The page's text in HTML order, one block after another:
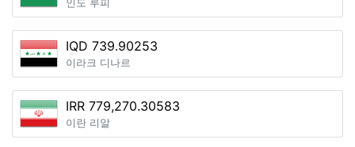
인도 루피
IQD 739.90253
이라크 디나르
IRR 779,270.30583
이란 리알